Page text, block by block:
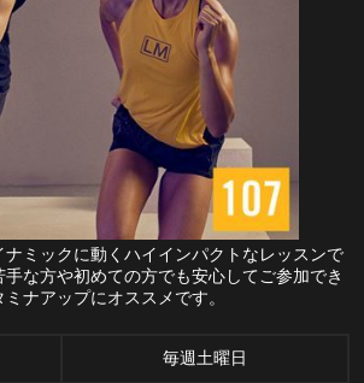
ナミックに動くハイインパクトなレッスンで
な方や初めての方でも安心してご参加でき
ナアップにオススメです。
毎週土曜日